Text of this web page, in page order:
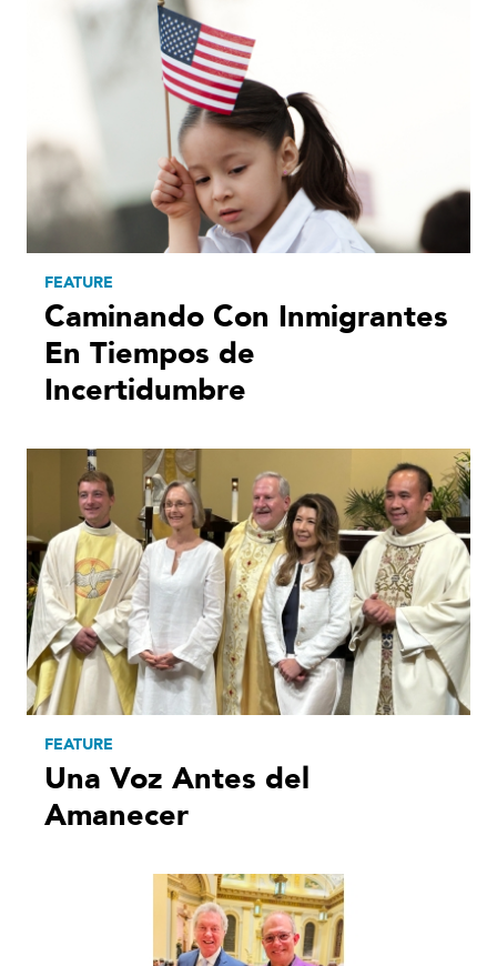
FEATURE
Caminando Con Inmigrantes
En Tiempos de
Incertidumbre
FEATURE
Una Voz Antes del
Amanecer